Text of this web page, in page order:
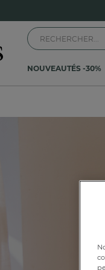
NOUVEAUTÉS -30%